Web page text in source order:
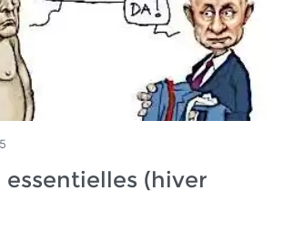
essentielles (hiver